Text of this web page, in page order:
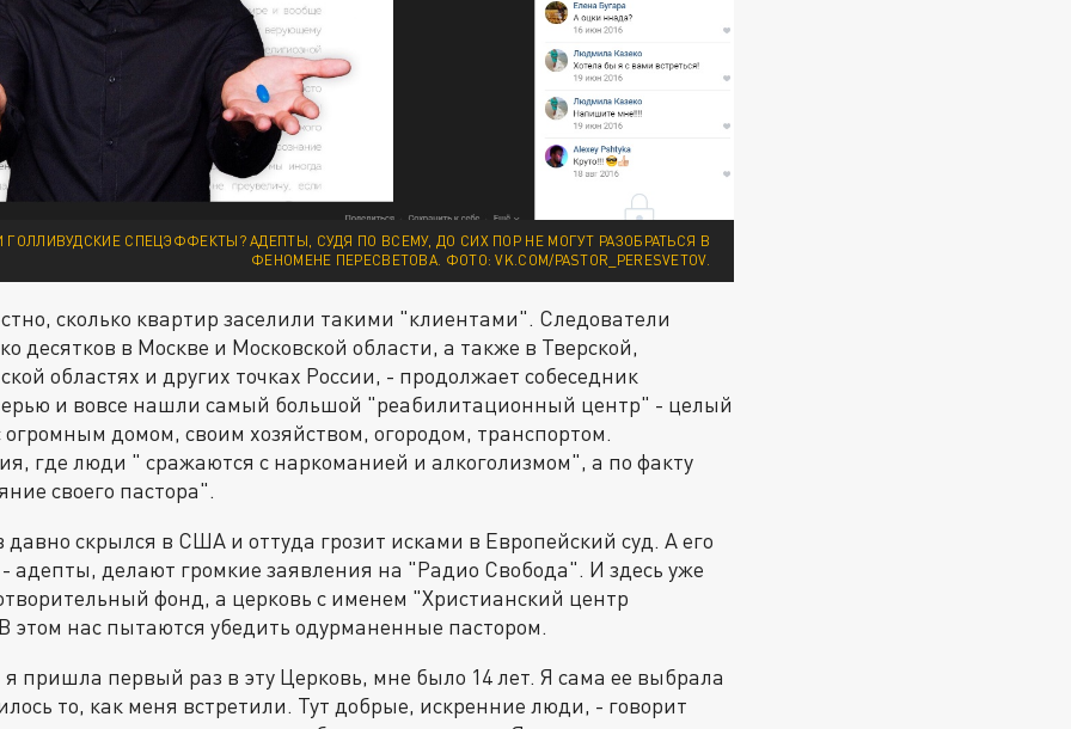
ГОЛЛИВУДСКИЕ СПЕЦЭФФЕКТЫ? АДЕПТЫ, СУДЯ ПО ВСЕМУ, ДО СИХ ПОР НЕ МОГУТ РАЗОБРАТЬСЯ В
ФЕНОМЕНЕ ПЕРЕСВЕТОВА. ФОТО: VK.COM/PASTOR_PERESVETOV.
сколько квартир заселили такими "клиентами". Следователи
десятков в Москве и Московской области, а также в Тверской,
областях и других точках России, - продолжает собеседник
и вовсе нашли самый большой "реабилитационный центр" - целый
домом, своим хозяйством, огородом, транспортом.
где люди " сражаются с наркоманией и алкоголизмом", а по факту
своего пастора".
давно скрылся в США и оттуда грозит исками в Европейский суд. А его
адепты, делают громкие заявления на "Радио Свобода". И здесь уже
фонд, а церковь с именем "Христианский центр
этом нас пытаются убедить одурманенные пастором.
пришла первый раз в эту Церковь, мне было 14 лет. Я сама ее выбрала
то, как меня встретили. Тут добрые, искренние люди, - говорит